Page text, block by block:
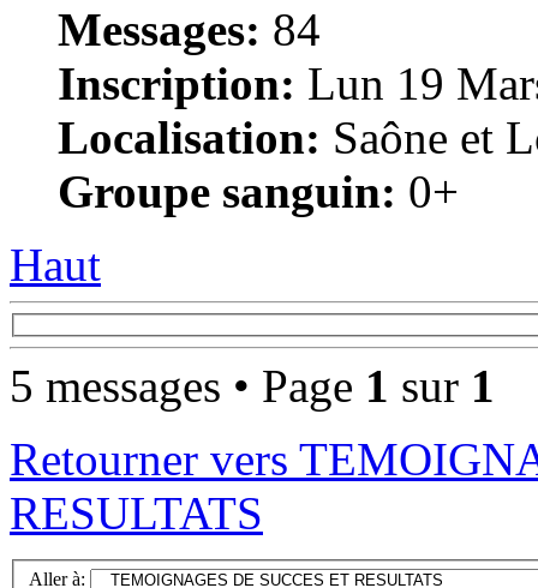
Messages: 84
Inscription: Lun 19
Localisation: Saône et
Groupe sanguin: 0+
Haut
5 messages • Page 1 sur 1
Retourner vers
RESULTATS
Aller à: